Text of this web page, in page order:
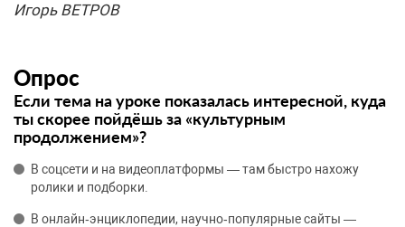
Игорь ВЕТРОВ
Опрос
Если тема на уроке показалась интересной, куда
ты скорее пойдёшь за «культурным
продолжением»?
В соцсети и на видеоплатформы — там быстро нахожу
ролики и подборки.
В онлайн‑энциклопедии, научно‑популярные сайты —